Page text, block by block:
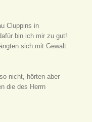
Cluppins in
bin ich mir zu gut!
sich mit Gewalt
nicht, hörten aber
die des Herrn